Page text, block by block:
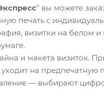
” вы можете
печать с
визитки на белом
и макета визиток.
на предпечатную
— выбирают